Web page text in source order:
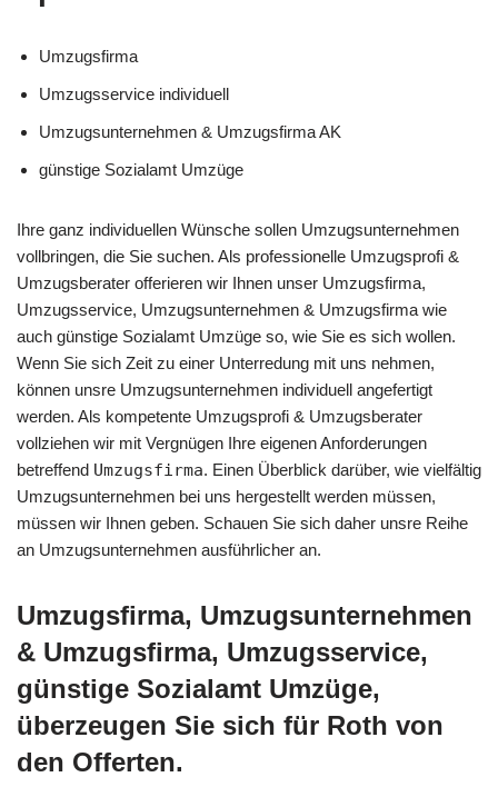
Umzugsfirma
Umzugsservice individuell
Umzugsunternehmen & Umzugsfirma AK
günstige Sozialamt Umzüge
Ihre ganz individuellen Wünsche sollen Umzugsunternehmen
vollbringen, die Sie suchen. Als professionelle Umzugsprofi &
Umzugsberater offerieren wir Ihnen unser Umzugsfirma,
Umzugsservice, Umzugsunternehmen & Umzugsfirma wie
auch günstige Sozialamt Umzüge so, wie Sie es sich wollen.
Wenn Sie sich Zeit zu einer Unterredung mit uns nehmen,
können unsre Umzugsunternehmen individuell angefertigt
werden. Als kompetente Umzugsprofi & Umzugsberater
vollziehen wir mit Vergnügen Ihre eigenen Anforderungen
betreffend Umzugsfirma. Einen Überblick darüber, wie vielfältig
Umzugsunternehmen bei uns hergestellt werden müssen,
müssen wir Ihnen geben. Schauen Sie sich daher unsre Reihe
an Umzugsunternehmen ausführlicher an.
Umzugsfirma, Umzugsunternehmen
& Umzugsfirma, Umzugsservice,
günstige Sozialamt Umzüge,
überzeugen Sie sich für Roth von
den Offerten.